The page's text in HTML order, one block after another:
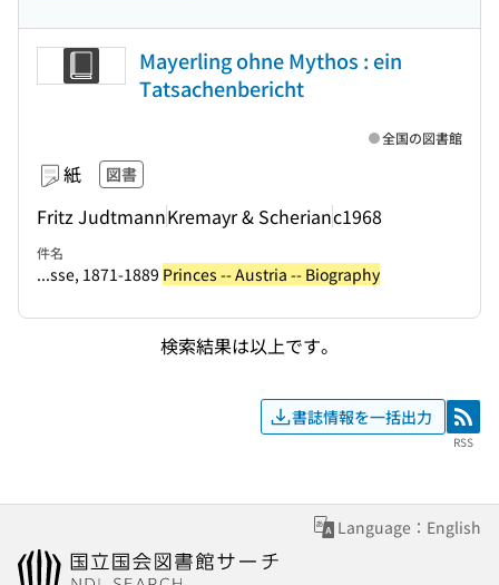
Mayerling ohne Mythos : ein
Tatsachenbericht
紙 図書
Fritz JudtmannKremayr & Scherianc1968
全国の図書館
件名
...sse, 1871-1889 Princes -- Austria -- Biography
検索結果は以上です。
書誌情報を一括出力 RSS
RSS
Language：English